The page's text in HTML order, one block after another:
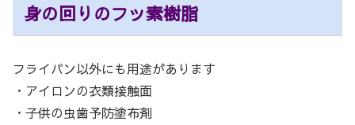
身の回りのフッ素樹脂
フライパン以外にも用途があります
・アイロンの衣類接触面
・子供の虫歯予防塗布剤